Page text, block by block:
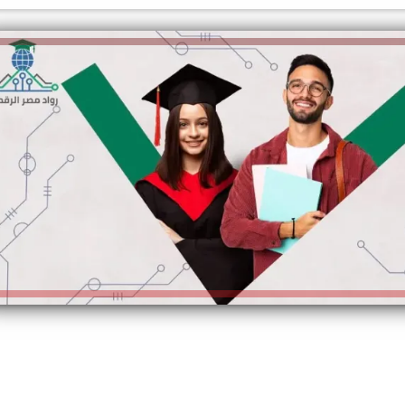
إلهام شرشر تكتب: دي مبقتش كورة..
دي سياسة
الكاتبة إلهام شرشر تهنئ الرئيس
السيسي بعيد ميلاده وتُشيد بجهوده
في بناء الدولة